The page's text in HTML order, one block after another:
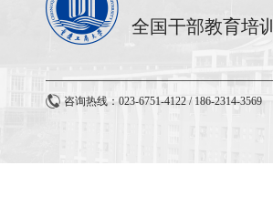
全国干部教育培训
咨询热线：023-6751-4122 / 186-2314-3569